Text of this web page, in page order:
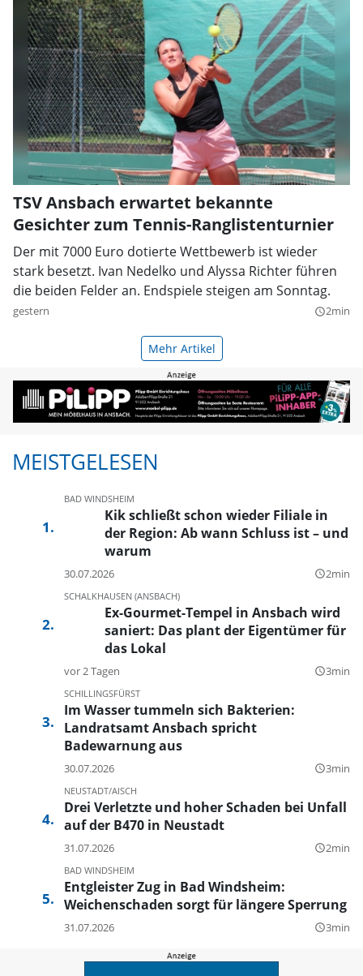
TSV Ansbach erwartet bekannte
Gesichter zum Tennis-Ranglistenturnier
Der mit 7000 Euro dotierte Wettbewerb ist wieder
stark besetzt. Ivan Nedelko und Alyssa Richter führen
die beiden Felder an. Endspiele steigen am Sonntag.
gestern query_builder2min
Mehr Artikel
MEISTGELESEN
BAD WINDSHEIM
Kik schließt schon wieder Filiale in
der Region: Ab wann Schluss ist – und
warum
30.07.2026 query_builder2min
SCHALKHAUSEN (ANSBACH)
Ex-Gourmet-Tempel in Ansbach wird
saniert: Das plant der Eigentümer für
das Lokal
vor 2 Tagen query_builder3min
SCHILLINGSFÜRST
Im Wasser tummeln sich Bakterien:
Landratsamt Ansbach spricht
Badewarnung aus
30.07.2026 query_builder3min
NEUSTADT/AISCH
Drei Verletzte und hoher Schaden bei Unfall
auf der B470 in Neustadt
31.07.2026 query_builder2min
BAD WINDSHEIM
Entgleister Zug in Bad Windsheim:
Weichenschaden sorgt für längere Sperrung
31.07.2026 query_builder3min